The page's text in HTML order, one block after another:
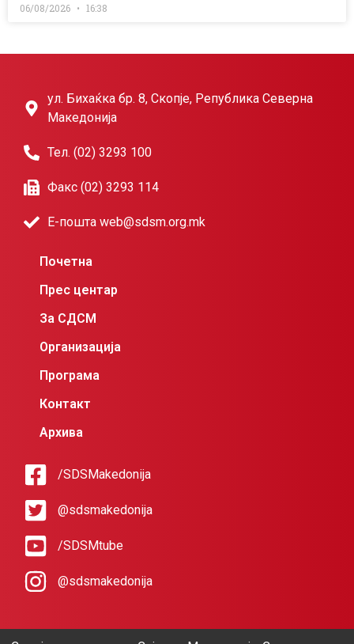
06/08/2026 16:38
ул. Бихаќка бр. 8, Скопје, Република Северна
Македонија
Тел. (02) 3293 100
Факс (02) 3293 114
Е-пошта web@sdsm.org.mk
Почетна
Прес центар
За СДСМ
Организација
Програма
Контакт
Архива
/SDSMakedonija
@sdsmakedonija
/SDSMtube
@sdsmakedonija